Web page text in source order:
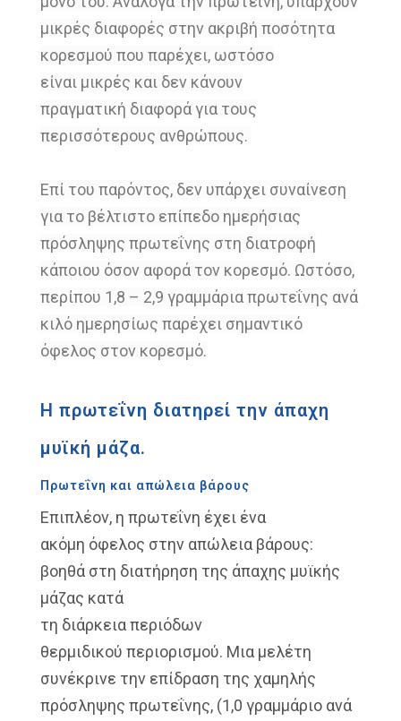
μικρές διαφορές στην ακριβή ποσότητα
κορεσμού που παρέχει, ωστόσο
είναι μικρές και δεν κάνουν
πραγματική διαφορά για τους
περισσότερους ανθρώπους.
Επί του παρόντος, δεν υπάρχει συναίνεση
για το βέλτιστο επίπεδο ημερήσιας
πρόσληψης πρωτεΐνης στη διατροφή
κάποιου όσον αφορά τον κορεσμό. Ωστόσο,
περίπου 1,8 – 2,9 γραμμάρια πρωτεΐνης ανά
κιλό ημερησίως παρέχει σημαντικό
όφελος στον κορεσμό.
Η πρωτεΐνη διατηρεί την άπαχη
μυϊκή μάζα.
Πρωτεΐνη και απώλεια βάρους
Επιπλέον, η πρωτεΐνη έχει ένα
ακόμη όφελος στην απώλεια βάρους:
βοηθά στη διατήρηση της άπαχης μυϊκής
μάζας κατά
τη διάρκεια περιόδων
θερμιδικού περιορισμού. Μια μελέτη
συνέκρινε την επίδραση της χαμηλής
πρόσληψης πρωτεΐνης, (1,0 γραμμάριο ανά